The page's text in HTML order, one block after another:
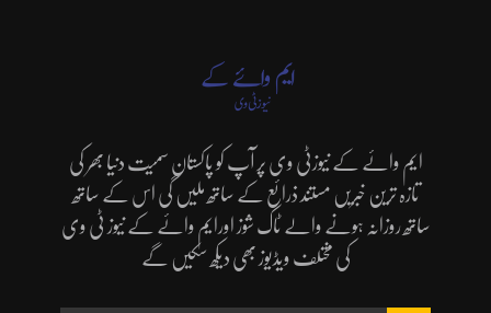
ایم وائے کے نیوزٹی وی پر آپ کو پاکستان سمیت دنیا بھر کی
تازہ ترین خبریں مستند ذرائع کے ساتھ ملیں گی اس کے ساتھ
ساتھ روزانہ ہونے والے ٹاک شوز اورایم وائے کے نیوز ٹی وی
کی مختلف ویڈیوز بھی دیکھ سکیں گے